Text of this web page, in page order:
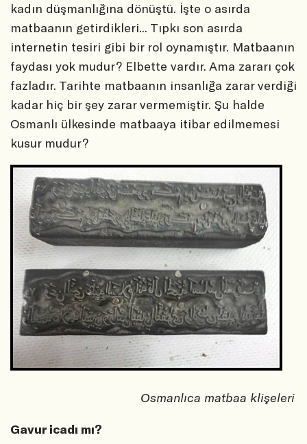
kadın düşmanlığına dönüştü. İşte o asırda
matbaanın getirdikleri... Tıpkı son asırda
internetin tesiri gibi bir rol oynamıştır. Matbaanın
faydası yok mudur? Elbette vardır. Ama zararı çok
fazladır. Tarihte matbaanın insanlığa zarar verdiği
kadar hiç bir şey zarar vermemiştir. Şu halde
Osmanlı ülkesinde matbaaya itibar edilmemesi
kusur mudur?
Osmanlıca matbaa klişeleri
Gavur icadı mı?